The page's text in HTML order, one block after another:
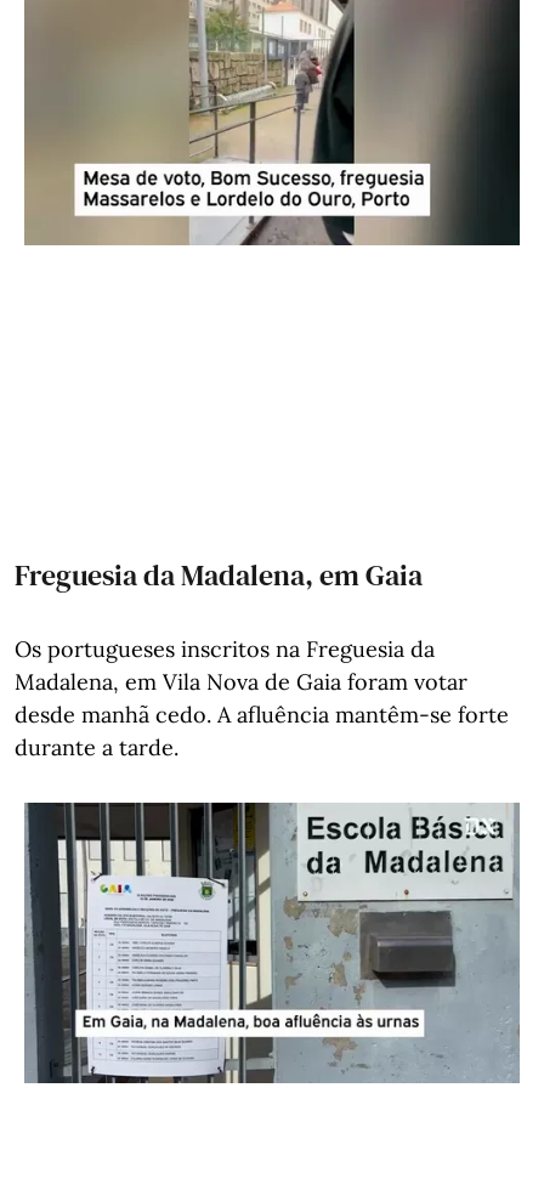
Freguesia da Madalena, em Gaia
Os portugueses inscritos na Freguesia da
Madalena, em Vila Nova de Gaia foram votar
desde manhã cedo. A afluência mantêm-se forte
durante a tarde.